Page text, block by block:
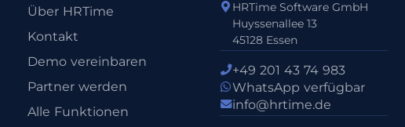
Über HRTime
Kontakt
Demo vereinbaren
Partner werden
Alle Funktionen
HRTime Software GmbH
Huyssenallee 13
45128 Essen
+49 201 43 74 983
WhatsApp verfügbar
info@hrtime.de